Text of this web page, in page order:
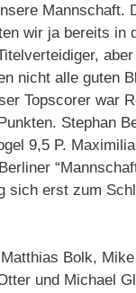
Mannschaft.
wir ja bereits in
aber
nicht alle guten
Topscorer war
Stephan
9,5 P.
sich erst zum
Bolk,
und Michael